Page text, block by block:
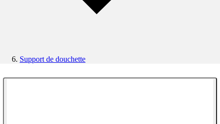
Support de douchette